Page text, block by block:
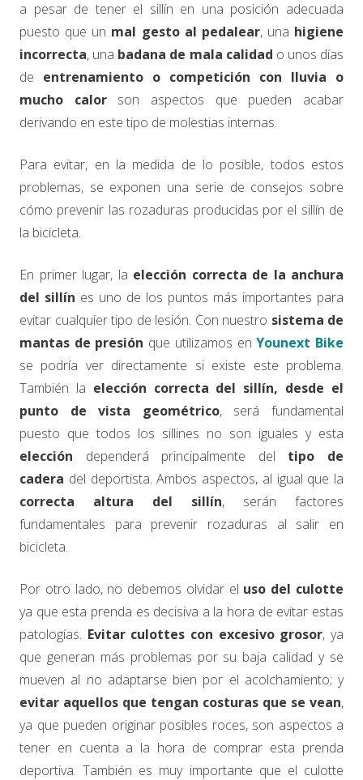
a pesar de tener el sillín en una posición adecuada
puesto que un mal gesto al pedalear, una higiene
incorrecta, una badana de mala calidad o unos días
de entrenamiento o competición con lluvia o
mucho calorson aspectos que pueden acabar
derivando en este tipo de molestias internas.
Para evitar, en la medida de lo posible, todos estos
problemas, se exponen una serie de consejos sobre
cómo prevenir las rozaduras producidas por el sillín de
la bicicleta.
En primer lugar, la elección correcta de la anchura
del sillín es uno de los puntos más importantes para
evitar cualquier tipo de lesión. Con nuestro sistema de
mantas de presión que utilizamos enYounext Bike
se podría ver directamente si existe este problema.
También la elección correcta del sillín, desde el
punto de vista geométrico, será fundamental
puesto que todos los sillines no son iguales y esta
elección dependerá principalmente del tipo de
cadera del deportista. Ambos aspectos, al igual que la
correcta altura del sillín, serán factores
fundamentales para prevenir rozaduras al salir en
bicicleta.
Por otro lado, no debemos olvidar el uso del culotte
ya que esta prenda es decisiva a la hora de evitar estas
patologías. Evitar culottes con excesivo grosor, ya
que generan más problemas por su baja calidad y se
mueven al no adaptarse bien por el acolchamiento; y
evitar aquellos que tengan costuras que se vean,
ya que pueden originar posibles roces, son aspectos a
tener en cuenta a la hora de comprar esta prenda
deportiva. También es muy importante que el culotte